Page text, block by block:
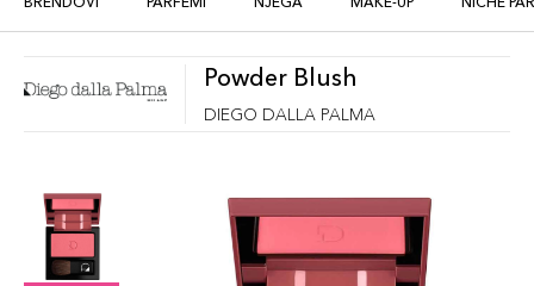
Powder Blush
DIEGO DALLA PALMA